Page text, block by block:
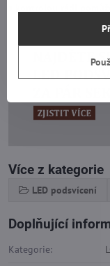
Více z kategorie
LED podsvícení
Doplňující
Kategorie: